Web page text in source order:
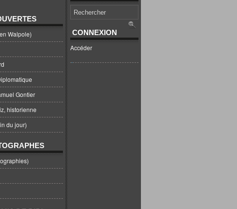
Walpole)
Gontier
historienne
du jour)
CONNEXION
Accéder